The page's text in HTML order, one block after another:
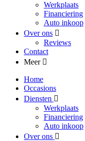
Werkplaats
Financiering
Auto inkoop
Over ons
Reviews
Contact
Meer
Home
Occasions
Diensten
Werkplaats
Financiering
Auto inkoop
Over ons